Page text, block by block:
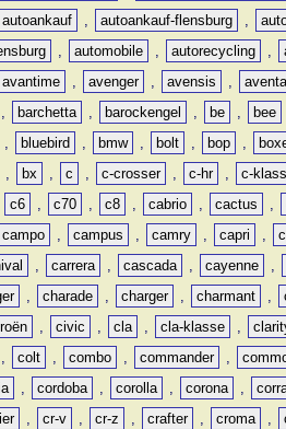
autoankauf
, autoankauf-flensburg ,
, automobile , autorecycling ,
avantime
, avenger , avensis ,
barchetta , barockengel , be , bee
,
bluebird , bmw , bolt , bop ,
,
bx , c , c-crosser , c-hr , c-
c6 , c70 , c8 , cabrio , cactus ,
campo
, campus , camry , capri ,
, carrera , cascada , cayenne ,
, charade , charger , charmant ,
, civic , cla , cla-klasse ,
colt , combo , commander ,
, cordoba , corolla , corona ,
, cr-v , cr-z , crafter , croma ,